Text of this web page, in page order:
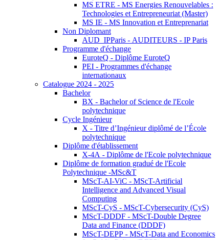
MS ETRE - MS Energies Renouvelables :
Technologies et Entrepreneuriat (Master)
MS IE - MS Innovation et Entreprenariat
Non Diplomant
AUD_IPParis - AUDITEURS - IP Paris
Programme d'échange
EuroteQ - Diplôme EuroteQ
PEI - Programmes d'échange
internationaux
Catalogue 2024 - 2025
Bachelor
BX - Bachelor of Science de l'Ecole
polytechnique
Cycle Ingénieur
X - Titre d’Ingénieur diplômé de l’École
polytechnique
Diplôme d'établissement
X-4A - Diplôme de l'Ecole polytechnique
Diplôme de formation gradué de l'Ecole
Polytechnique -MSc&T
MScT-AI-ViC - MScT-Artificial
Intelligence and Advanced Visual
Computing
MScT-CyS - MScT-Cybersecurity (CyS)
MScT-DDDF - MScT-Double Degree
Data and Finance (DDDF)
MScT-DEPP - MScT-Data and Economics